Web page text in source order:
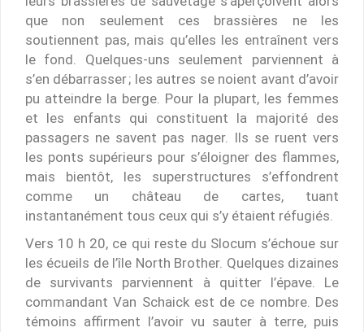
que non seulement ces brassières ne les
soutiennent pas, mais qu’elles les entraînent vers
le fond. Quelques-uns seulement parviennent à
s’en débarrasser ; les autres se noient avant d’avoir
pu atteindre la berge. Pour la plupart, les femmes
et les enfants qui constituent la majorité des
passagers ne savent pas nager. Ils se ruent vers
les ponts supérieurs pour s’éloigner des flammes,
mais bientôt, les superstructures s’effondrent
comme un château de cartes, tuant
instantanément tous ceux qui s’y étaient réfugiés.
Vers 10 h 20, ce qui reste du Slocum s’échoue sur
les écueils de l’île North Brother. Quelques dizaines
de survivants parviennent à quitter l’épave. Le
commandant Van Schaick est de ce nombre. Des
témoins affirment l’avoir vu sauter à terre, puis